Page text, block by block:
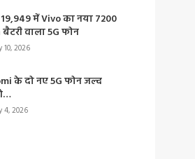
19,949 में Vivo का नया 7200
वाला 5G फोन
10, 2026
के दो नए 5G फोन जल्द
4, 2026